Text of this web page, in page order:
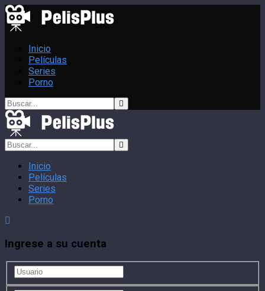
Inicio
Películas
Series
Porno
Inicio
Películas
Series
Porno
Ingrese a su cuenta